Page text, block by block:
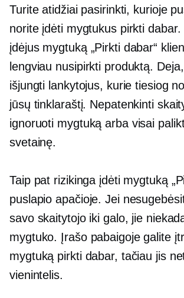
Turite atidžiai pasirinkti, kurioje
norite įdėti mygtukus pirkti
įdėjus mygtuką „Pirkti dabar“
lengviau nusipirkti produktą.
išjungti lankytojus, kurie tiesiog
jūsų tinklaraštį. Nepatenkinti
ignoruoti mygtuką arba visai
svetainę.
Taip pat rizikinga įdėti mygtuką
puslapio apačioje. Jei
savo skaitytojo iki galo, jie
mygtuko. Įrašo pabaigoje galite
mygtuką pirkti dabar, tačiau jis
vienintelis.